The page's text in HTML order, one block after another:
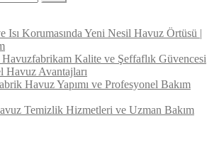
Isı Korumasında Yeni Nesil Havuz Örtüsü |
Havuzfabrikam Kalite ve Şeffaflık Güvencesi
Havuz Avantajları
Havuz Yapımı ve Profesyonel Bakım
Temizlik Hizmetleri ve Uzman Bakım